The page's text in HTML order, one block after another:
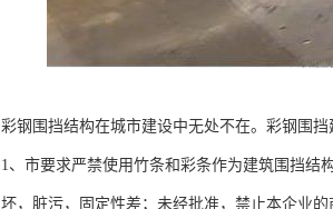
彩钢围挡结构在城市建设中无处不在。彩钢围
1、市要求严禁使用竹条和彩条作为建筑围挡结
坏，脏污，固定性差；未经批准，禁止本企业的